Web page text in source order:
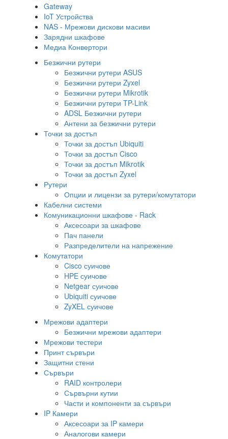
Gateway
IoT Устройства
NAS - Мрежови дискови масиви
Зарядни шкафове
Медиа Конвертори
Безжични рутери
Безжични рутери ASUS
Безжични рутери Zyxel
Безжични рутери Mikrotik
Безжични рутери TP-Link
ADSL Безжични рутери
Антени за безжични рутери
Точки за достъп
Точки за достъп Ubiquiti
Точки за достъп Cisco
Точки за достъп Mikrotik
Точки за достъп Zyxel
Рутери
Опции и лицензи за рутери/комутатори
Кабелни системи
Комуникационни шкафове - Rack
Аксесоари за шкафове
Пач панели
Разпределители на напрежение
Комутатори
Cisco суичове
HPE суичове
Netgear суичове
Ubiquiti суичове
ZyXEL суичове
Мрежови адаптери
Безжични мрежови адаптери
Мрежови тестери
Принт сървъри
Защитни стени
Сървъри
RAID контролери
Сървърни кутии
Части и компоненти за сървъри
IP Камери
Аксесоари за IP камери
Аналогови камери